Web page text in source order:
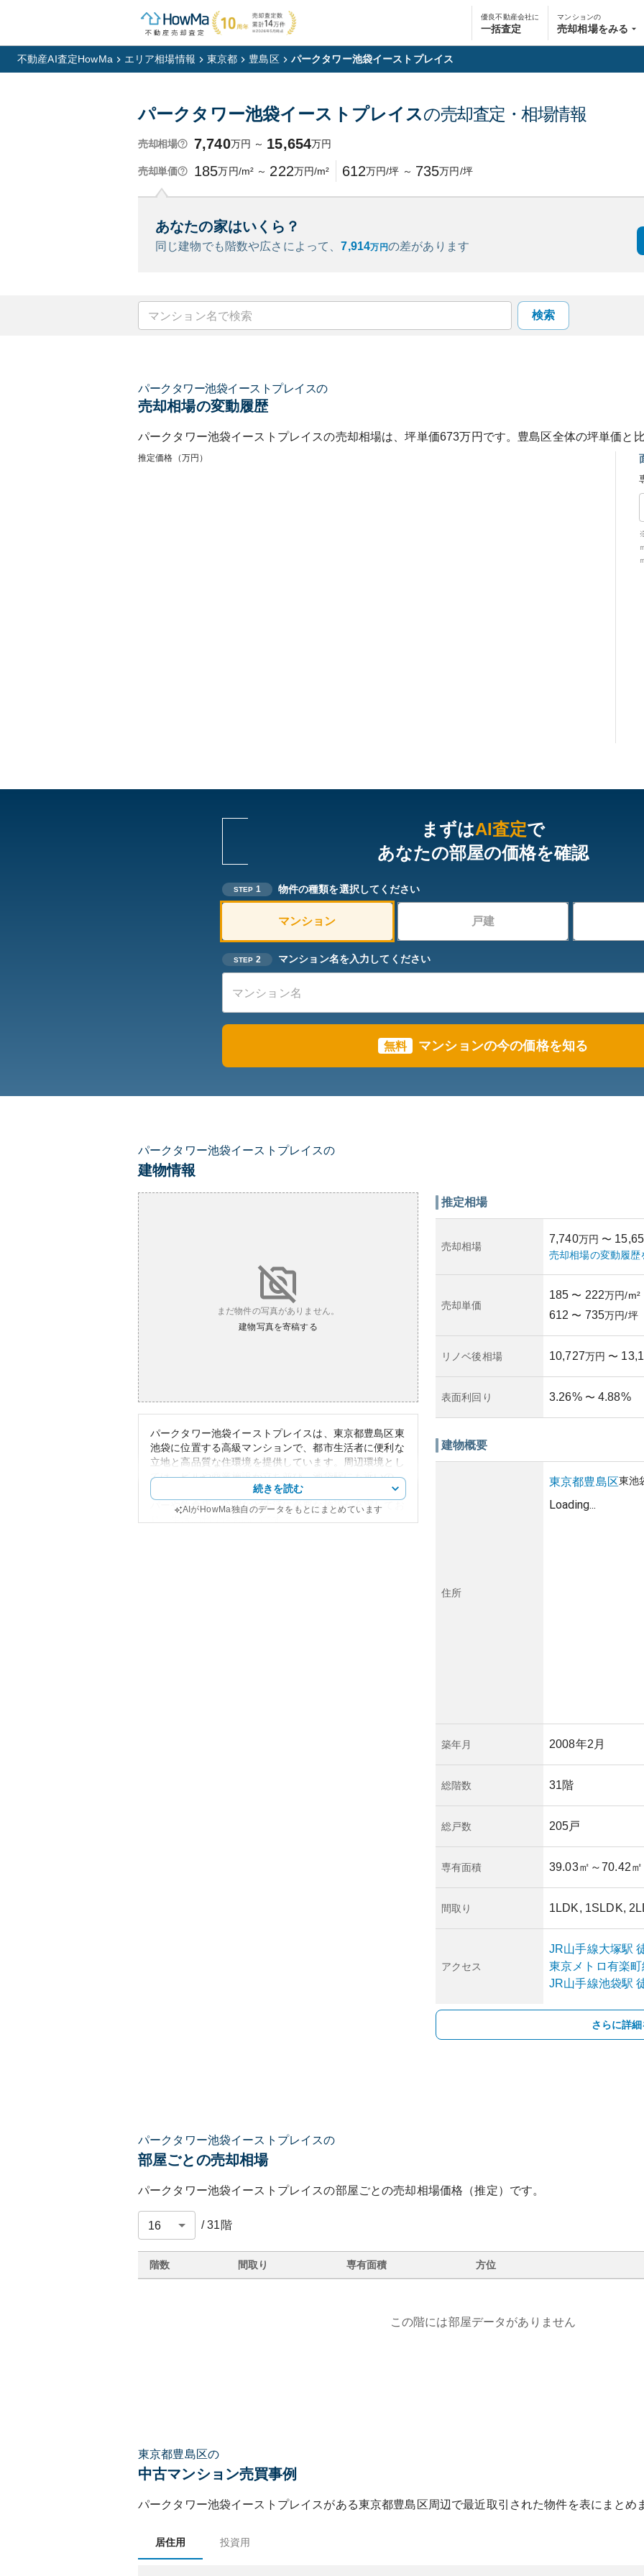
優良不動産会社に
一括査定
マンションの
売却相場をみる
不動産AI査定HowMa エリア相場情報 東京都 豊島区 パークタワー池袋イーストプレイス
パークタワー池袋イーストプレイスの売却査定・相場情報
売却相場 7,740万円 ～ 15,654万円
売却単価 185万円/m² ～ 222万円/m² 612万円/坪 ～ 735万円/坪
あなたの家はいくら？
同じ建物でも階数や広さによって、7,914万円の差があります
検索
パークタワー池袋イーストプレイスの
売却相場の変動履歴
パークタワー池袋イーストプレイスの売却相場は、坪単価673万円です。 豊島区全体の坪単価と
推定価格（万円）
まずはAI査定で
あなたの部屋の価格を確認
STEP 1 物件の種類を選択してください
マンション 戸建
STEP 2 マンション名を入力してください
無料 マンションの今の価格を知る
パークタワー池袋イーストプレイスの
建物情報
まだ物件の写真がありません。
建物写真を寄稿する
パークタワー池袋イーストプレイスは、東京都豊島区東
池袋に位置する高級マンションで、都市生活者に便利な
立地と高品質な住環境を提供しています。周辺環境とし
ては、ビルや商業施設が立ち並び、池袋駅にも近いの
で、通勤やレジャーにも便利です。また、近隣にはスー
パーや飲食店、公園など生活に必要な施設が充実してお
続きを読む
AIがHowMa独自のデータをもとにまとめています
推定相場
売却相場
7,740万円 〜
売却相場の変動履歴
売却単価
185 〜 222万円/m²
612 〜 735万円/坪
リノベ後相場 10,727万円 〜
表面利回り 3.26% 〜 4.88%
建物概要
住所
東京都豊島区東池
Loading...
築年月 2008年2月
総階数 31階
総戸数 205戸
専有面積 39.03㎡ ～70.42㎡
間取り 1LDK, 1SLDK,
アクセス
JR山手線大塚駅
東京メトロ有楽
JR山手線池袋駅
さらに詳
パークタワー池袋イーストプレイスの
部屋ごとの売却相場
パークタワー池袋イーストプレイスの部屋ごとの売却相場価格（推定）です。
/31 階
階数 間取り 専有面積 方位
この階には部屋データがありません
東京都豊島区の
中古マンション売買事例
パークタワー池袋イーストプレイスがある東京都豊島区周辺で最近取引された物件を表にまとめ
居住用 投資用